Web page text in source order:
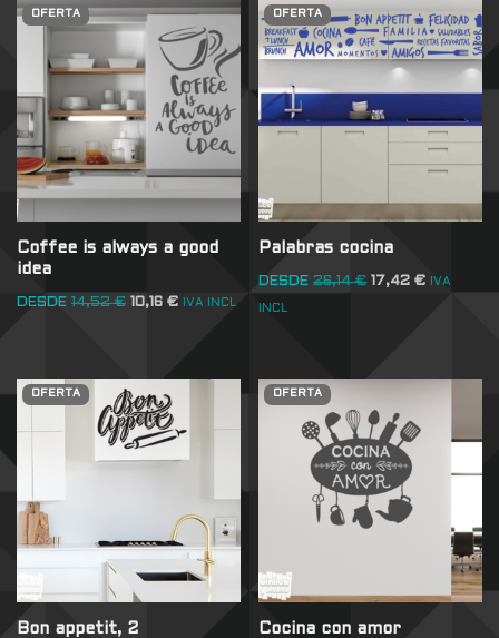
OFERTA
Coffee is always a good
idea
DESDE 14,52€ 10,16 € IVA INCL
OFERTA
Palabras cocina
DESDE 26,14€ 17,42€ IVA
INCL
OFERTA
Bon appetit, 2
OFERTA
Cocina con amor